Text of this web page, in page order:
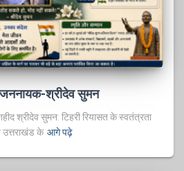
श्रीदेव सुमन
टिहरी रियासत के स्वतंत्रता
के आगे पढ़े